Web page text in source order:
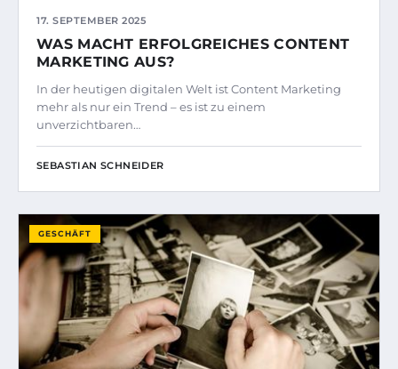
17. SEPTEMBER 2025
WAS MACHT ERFOLGREICHES CONTENT
MARKETING AUS?
In der heutigen digitalen Welt ist Content Marketing
mehr als nur ein Trend – es ist zu einem
unverzichtbaren…
SEBASTIAN SCHNEIDER
GESCHÄFT